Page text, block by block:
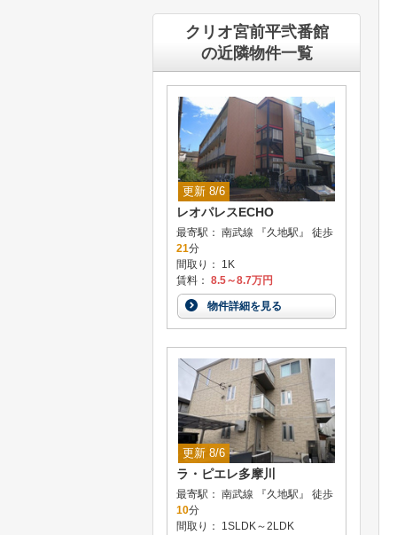
クリオ宮前平弐番館
の近隣物件一覧
更新 8/6
レオパレスECHO
最寄駅： 南武線 『久地駅』 徒歩
21分
間取り： 1K
賃料： 8.5～8.7万円
物件詳細を見る
更新 8/6
ラ・ピエレ多摩川
最寄駅： 南武線 『久地駅』 徒歩
10分
間取り： 1SLDK～2LDK